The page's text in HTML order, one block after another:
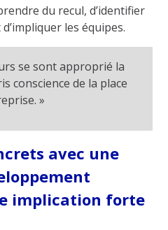
du recul, d’identifier
les équipes.
se sont approprié la
conscience de la place
»
avec une
implication forte